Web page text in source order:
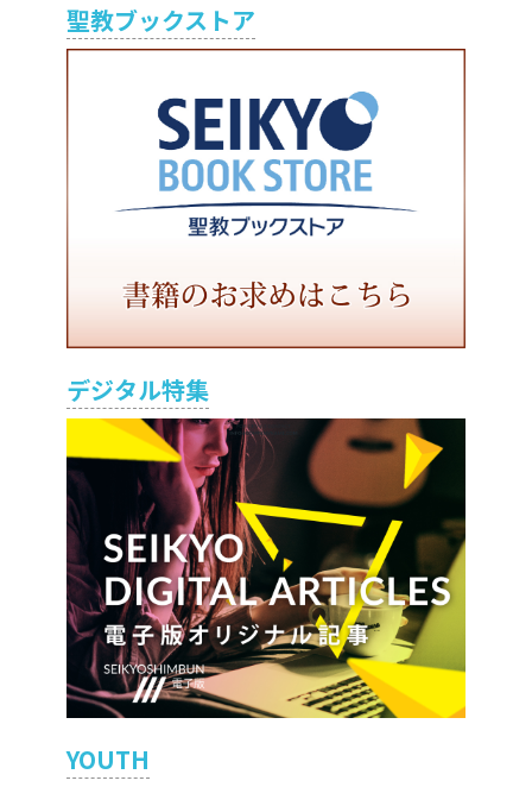
聖教ブックストア
デジタル特集
YOUTH